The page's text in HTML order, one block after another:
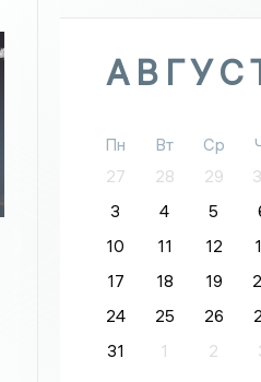
Пн Вт Ср
27
28 29
3
4 5
10
11 12
17
18 19
24
25 26
31
1 2